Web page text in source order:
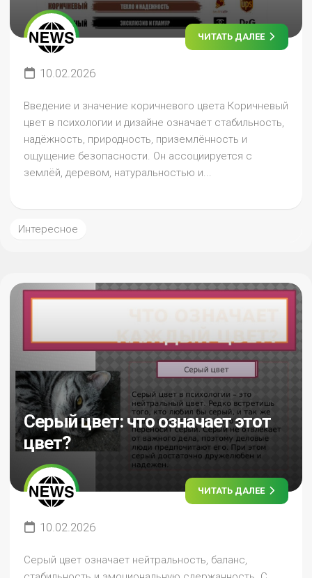
ЧИТАТЬ ДАЛЕЕ
10.02.2026
Введение и значение коричневого цвета Коричневый
цвет в психологии и дизайне означает стабильность,
надёжность, природность, приземлённость и
ощущение безопасности. Он ассоциируется с
землёй, деревом, натуральностью и...
Интересное
Серый цвет: что означает этот
цвет?
ЧИТАТЬ ДАЛЕЕ
10.02.2026
Серый цвет означает нейтральность, баланс,